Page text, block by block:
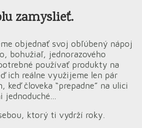
zamyslieť.
objednať svoj obľúbený nápoj
bohužiaľ, jednorazového
používať produkty na
ich reálne využijeme len pár
keď človeka “prepadne” na ulici
jednoduché…
ktorý ti vydrží roky.